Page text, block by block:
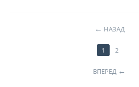
НАЗАД
1 2
ВПЕРЕД